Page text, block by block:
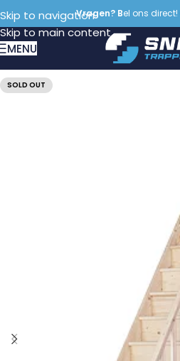
Skip to navigation
Skip to main content
Vragen? Bel ons direct!
MENU
SOLD OUT